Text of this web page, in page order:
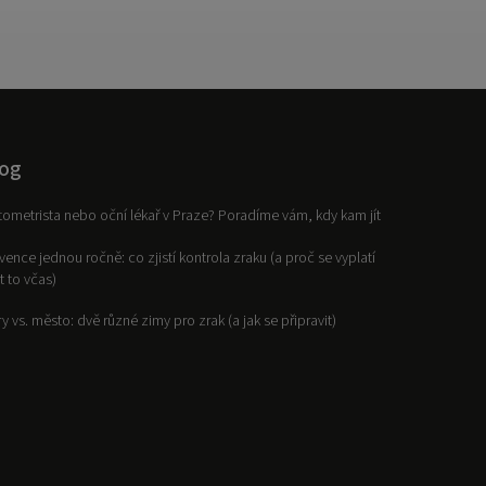
nebo oční lékař v Praze? Poradíme vám, kdy kam jít
jednou ročně: co zjistí kontrola zraku (a proč se vyplatí
to včas)
vs. město: dvě různé zimy pro zrak (a jak se připravit)